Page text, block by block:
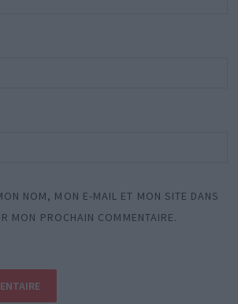
NOM, MON E-MAIL ET MON SITE DANS
MON PROCHAIN COMMENTAIRE.